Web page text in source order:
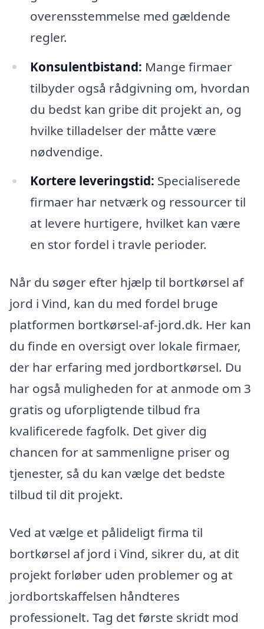
overensstemmelse med gældende
regler.
Konsulentbistand: Mange firmaer
tilbyder også rådgivning om, hvordan
du bedst kan gribe dit projekt an, og
hvilke tilladelser der måtte være
nødvendige.
Kortere leveringstid: Specialiserede
firmaer har netværk og ressourcer til
at levere hurtigere, hvilket kan være
en stor fordel i travle perioder.
Når du søger efter hjælp til bortkørsel af
jord i Vind, kan du med fordel bruge
platformen bortkørsel-af-jord.dk. Her kan
du finde en oversigt over lokale firmaer,
der har erfaring med jordbortkørsel. Du
har også muligheden for at anmode om 3
gratis og uforpligtende tilbud fra
kvalificerede fagfolk. Det giver dig
chancen for at sammenligne priser og
tjenester, så du kan vælge det bedste
tilbud til dit projekt.
Ved at vælge et pålideligt firma til
bortkørsel af jord i Vind, sikrer du, at dit
projekt forløber uden problemer og at
jordbortskaffelsen håndteres
professionelt. Tag det første skridt mod